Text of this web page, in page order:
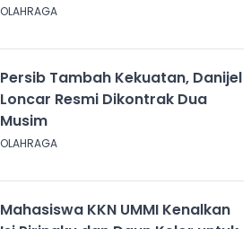
OLAHRAGA
Persib Tambah Kekuatan, Danijel
Loncar Resmi Dikontrak Dua
Musim
OLAHRAGA
Mahasiswa KKN UMMI Kenalkan